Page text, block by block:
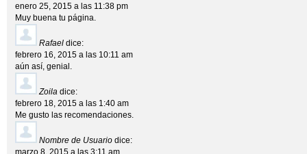
enero 25, 2015 a las 11:38 pm
Muy buena tu página.
Rafael dice:
febrero 16, 2015 a las 10:11 am
aún así, genial.
Zoila dice:
febrero 18, 2015 a las 1:40 am
Me gusto las recomendaciones.
Nombre de Usuario dice:
marzo 8, 2015 a las 3:11 am